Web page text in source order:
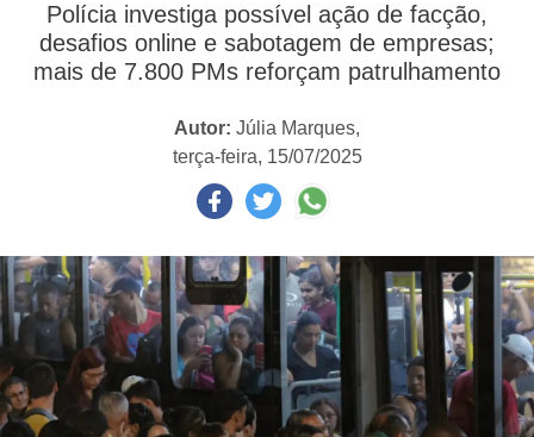
Polícia investiga possível ação de facção,
desafios online e sabotagem de empresas;
mais de 7.800 PMs reforçam patrulhamento
Autor: Júlia Marques,
terça-feira, 15/07/2025